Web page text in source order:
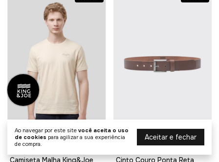
Ao navegar por este site você aceita o uso
de cookies para agilizar a sua experiência
de compra.
Aceitar e fechar
Camiseta Malha King&Joe Cinto Couro Ponta Reta